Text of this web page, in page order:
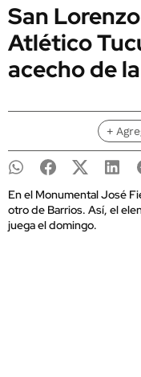
San
Atlético
acecho de
+
En el Monumental José
otro de Barrios. Así, el
juega el domingo.